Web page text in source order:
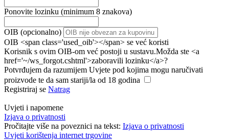
Ponovite lozinku (minimum 8 znakova)
OIB (opcionalno)
OIB <span class='used_oib'></span> se već koristi
Korisnik s ovim OIB-om već postoji u sustavu.Možda ste <a
href='~/ws_forgot.cshtml'>zaboravili lozinku</a>?
Potvrđujem da razumijem Uvjete pod kojima mogu naručivati
proizvode te da sam stariji/la od 18 godina
Registriraj se Natrag
Uvjeti i napomene
Izjava o privatnosti
Pročitajte više na poveznici na tekst: Izjava o privatnosti
Uvjeti korištenja internet trgovine